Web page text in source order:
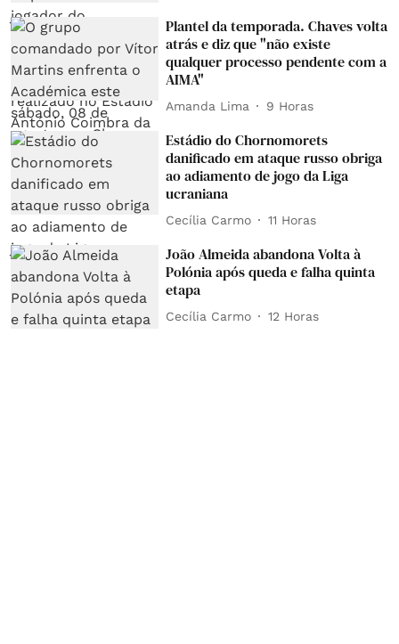
Plantel da temporada. Chaves volta
atrás e diz que "não existe
qualquer processo pendente com a
AIMA"
Amanda Lima 9 Horas
Estádio do Chornomorets
danificado em ataque russo obriga
ao adiamento de jogo da Liga
ucraniana
Cecília Carmo 11 Horas
João Almeida abandona Volta à
Polónia após queda e falha quinta
etapa
Cecília Carmo 12 Horas